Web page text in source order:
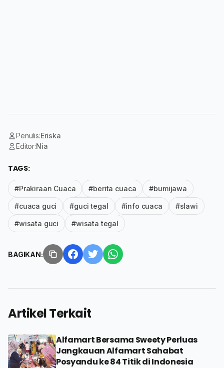
Penulis:Eriska
Editor:Nia
TAGS:
#Prakiraan Cuaca #berita cuaca #bumijawa
#cuaca guci #guci tegal #info cuaca #slawi
#wisata guci #wisata tegal
BAGIKAN:
Artikel Terkait
Alfamart Bersama Sweety Perluas
Jangkauan Alfamart Sahabat
Posyandu ke 84 Titik di Indonesia